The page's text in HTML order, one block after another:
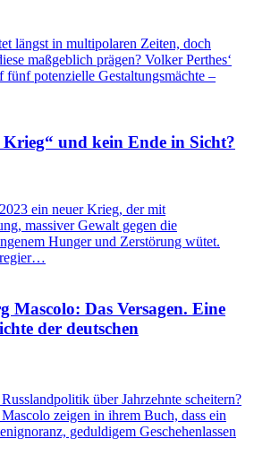
längst in multipolaren Zeiten, doch
maßgeblich prägen? Volker Perthes‘
potenzielle Gestaltungsmächte –
und kein Ende in Sicht?
ein neuer Krieg, der mit
massiver Gewalt gegen die
Hunger und Zerstörung wütet.
Mascolo: Das Versagen. Eine
der deutschen
über Jahrzehnte scheitern?
zeigen in ihrem Buch, dass ein
geduldigem Geschehenlassen